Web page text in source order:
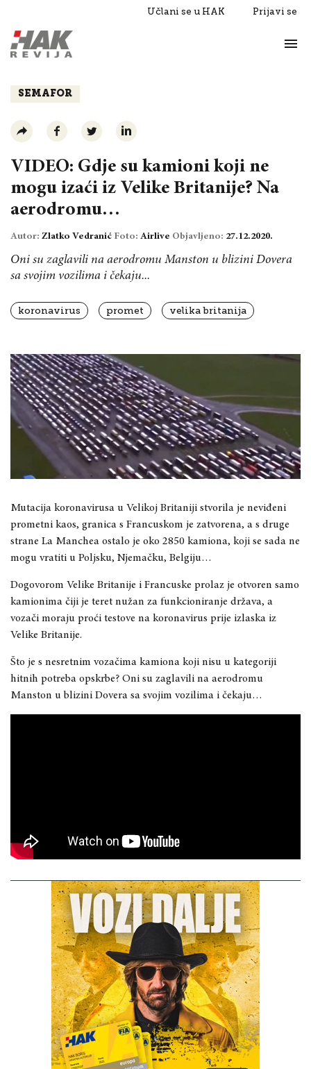
Učlani se u HAK Prijavi se
Razgovori
SEMAFOR
VIDEO: Gdje su kamioni koji ne
mogu izaći iz Velike Britanije? Na
aerodromu…
Autor: Zlatko Vedranić Foto: Airlive Objavljeno: 27.12.2020.
Oni su zaglavili na aerodromu Manston u blizini Dovera
sa svojim vozilima i čekaju...
koronavirus promet velika britanija
Mutacija koronavirusa u Velikoj Britaniji stvorila je neviđeni
prometni kaos, granica s Francuskom je zatvorena, a s druge
strane La Manchea ostalo je oko 2850 kamiona, koji se sada ne
mogu vratiti u Poljsku, Njemačku, Belgiju…
Dogovorom Velike Britanije i Francuske prolaz je otvoren samo
kamionima čiji je teret nužan za funkcioniranje država, a
vozači moraju proći testove na koronavirus prije izlaska iz
Velike Britanije.
Što je s nesretnim vozačima kamiona koji nisu u kategoriji
hitnih potreba opskrbe? Oni su zaglavili na aerodromu
Manston u blizini Dovera sa svojim vozilima i čekaju…